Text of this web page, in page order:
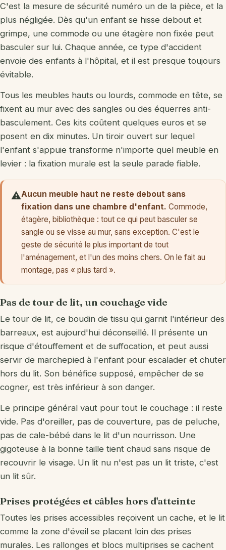
C'est la mesure de sécurité numéro un de la pièce, et la
plus négligée. Dès qu'un enfant se hisse debout et
grimpe, une commode ou une étagère non fixée peut
basculer sur lui. Chaque année, ce type d'accident
envoie des enfants à l'hôpital, et il est presque toujours
évitable.
Tous les meubles hauts ou lourds, commode en tête, se
fixent au mur avec des sangles ou des équerres anti-
basculement. Ces kits coûtent quelques euros et se
posent en dix minutes. Un tiroir ouvert sur lequel
l'enfant s'appuie transforme n'importe quel meuble en
levier : la fixation murale est la seule parade fiable.
⚠️Aucun meuble haut ne reste debout sans
fixation dans une chambre d'enfant. Commode,
étagère, bibliothèque : tout ce qui peut basculer se
sangle ou se visse au mur, sans exception. C'est le
geste de sécurité le plus important de tout
l'aménagement, et l'un des moins chers. On le fait au
montage, pas « plus tard ».
Pas de tour de lit, un couchage vide
Le tour de lit, ce boudin de tissu qui garnit l'intérieur des
barreaux, est aujourd'hui déconseillé. Il présente un
risque d'étouffement et de suffocation, et peut aussi
servir de marchepied à l'enfant pour escalader et chuter
hors du lit. Son bénéfice supposé, empêcher de se
cogner, est très inférieur à son danger.
Le principe général vaut pour tout le couchage : il reste
vide. Pas d'oreiller, pas de couverture, pas de peluche,
pas de cale-bébé dans le lit d'un nourrisson. Une
gigoteuse à la bonne taille tient chaud sans risque de
recouvrir le visage. Un lit nu n'est pas un lit triste, c'est
un lit sûr.
Prises protégées et câbles hors d'atteinte
Toutes les prises accessibles reçoivent un cache, et le lit
comme la zone d'éveil se placent loin des prises
murales. Les rallonges et blocs multiprises se cachent